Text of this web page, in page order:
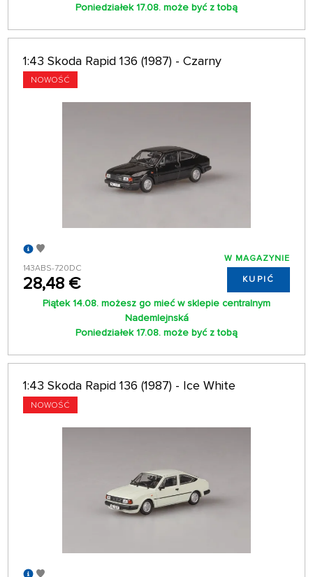
Poniedziałek 17.08. może być z tobą
1:43 Skoda Rapid 136 (1987) - Czarny
NOWOŚĆ
143ABS-720DC
28,48 €
W MAGAZYNIE
KUPIĆ
Piątek 14.08. możesz go mieć w sklepie centralnym
Nademlejnská
Poniedziałek 17.08. może być z tobą
1:43 Skoda Rapid 136 (1987) - Ice White
NOWOŚĆ